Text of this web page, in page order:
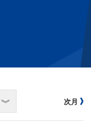
次月